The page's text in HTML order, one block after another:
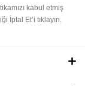
kabul etmiş
İptal Et’i tıklayın.